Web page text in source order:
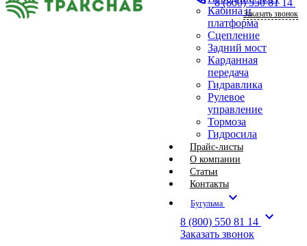
Кабина и
платформа
Сцепление
Задний мост
Карданная
передача
Гидравлика
Рулевое
управление
Тормоза
Гидросила
Прайс-листы
О компании
Статьи
Контакты
Бугульма expand_more
8 (800) 550 81 14 expand_more
Заказать звонок
Заказать звонок